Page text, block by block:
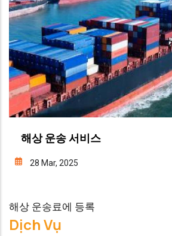
해상 운송 서비스
28 Mar, 2025
해상 운송료에 등록
Dịch Vụ